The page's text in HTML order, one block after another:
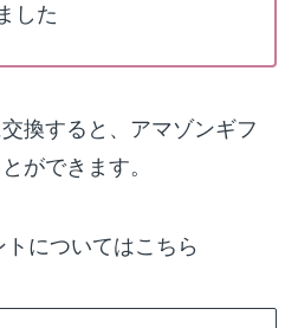
した
換すると、 アマゾンギフ
ができます。
トについてはこちら